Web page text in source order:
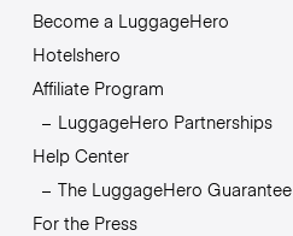
Become a LuggageHero
Hotelshero
Affiliate Program
LuggageHero Partnerships
Help Center
The LuggageHero Guarantee
For the Press